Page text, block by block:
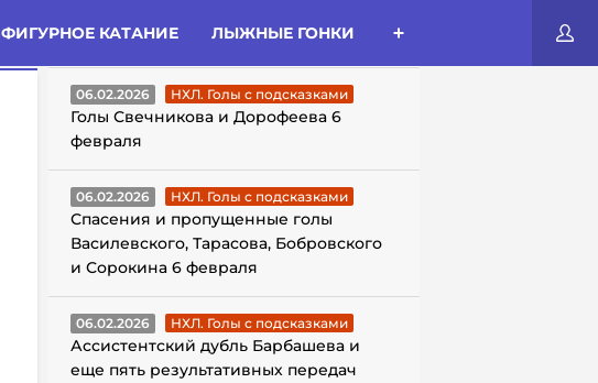
ФИГУРНОЕ КАТАНИЕ ЛЫЖНЫЕ ГОНКИ
ГОЛЫ С ПОДСКАЗКАМИ
06.02.2026 НХЛ. Голы с подсказками
Голы Свечникова и Дорофеева 6
февраля
06.02.2026 НХЛ. Голы с подсказками
Спасения и пропущенные голы
Василевского, Тарасова, Бобровского
и Сорокина 6 февраля
06.02.2026 НХЛ. Голы с подсказками
Ассистентский дубль Барбашева и
еще пять результативных передач